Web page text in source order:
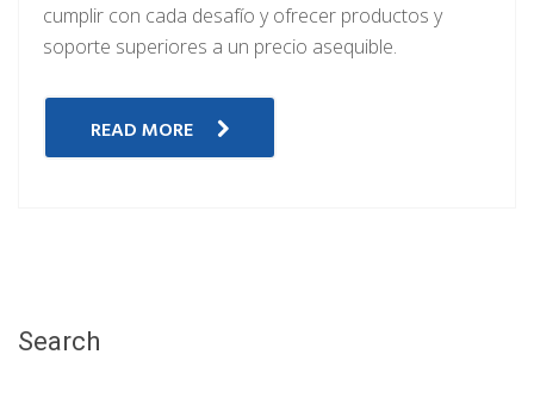
cumplir con cada desafío y ofrecer productos y
soporte superiores a un precio asequible.
READ MORE
Search